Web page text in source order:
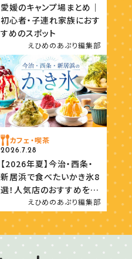
愛媛のキャンプ場まとめ｜
初心者・子連れ家族におす
すめのスポット
えひめのあぷり編集部
カフェ・喫茶
2026.7.28
【2026年夏】今治・西条・
新居浜で食べたいかき氷8
選！人気店のおすすめを紹
えひめのあぷり編集部